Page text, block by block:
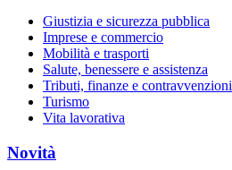
Giustizia e sicurezza pubblica
Imprese e commercio
Mobilità e trasporti
Salute, benessere e assistenza
Tributi, finanze e contravvenzioni
Turismo
Vita lavorativa
Novità